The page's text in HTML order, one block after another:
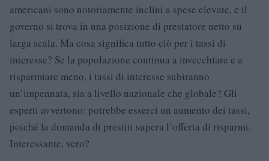
americani sono notoriamente inclini a spese elevate, e il
governo si trova in una posizione di prestatore netto su
larga scala. Ma cosa significa tutto ciò per i tassi di
interesse? Se la popolazione continua a invecchiare e a
risparmiare meno, i tassi di interesse subiranno
un’impennata, sia a livello nazionale che globale? Gli
esperti avvertono: potrebbe esserci un aumento dei tassi,
poiché la domanda di prestiti supera l’offerta di risparmi.
Interessante, vero?